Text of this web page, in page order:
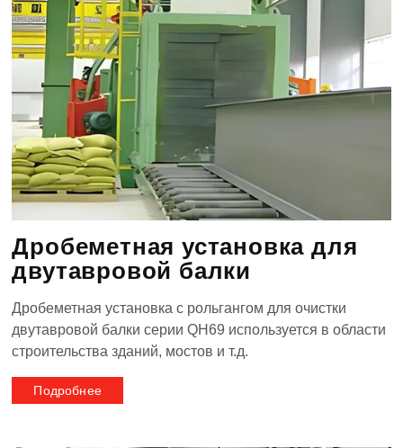
Дробеметная установка для
двутавровой балки
Дробеметная установка с рольгангом для очистки
двутавровой балки серии QH69 используется в области
строительства зданий, мостов и т.д.
Подробнее